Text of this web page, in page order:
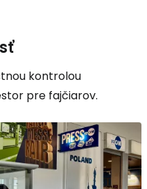
kontrolou
pre fajčiarov.